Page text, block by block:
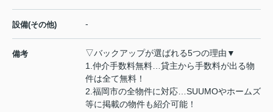
設備(その他) -
備考
▽バックアップが選ばれる5つの理由▼
1.仲介手数料無料…貸主から手数料が出る物
件は全て無料！
2.福岡市の全物件に対応…SUUMOやホームズ
等に掲載の物件も紹介可能！